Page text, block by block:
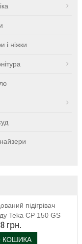
і ніжки
підігрівач
Teka CP 150 GS
грн.
КОШИКА